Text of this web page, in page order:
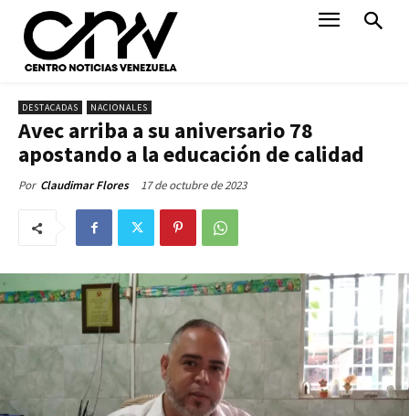
DESTACADAS NACIONALES
Avec arriba a su aniversario 78
apostando a la educación de calidad
Por Claudimar Flores 17 de octubre de 2023